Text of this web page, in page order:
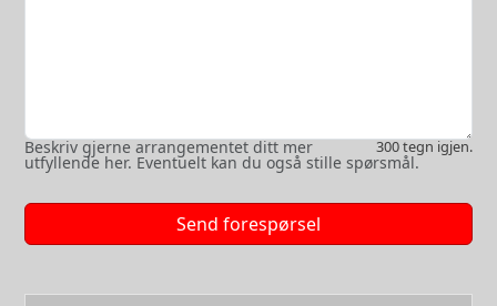
300tegn igjen.
Beskriv gjerne arrangementet ditt mer
utfyllende her. Eventuelt kan du også stille spørsmål.